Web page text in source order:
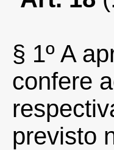
§ 1º A
confere
previsto